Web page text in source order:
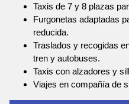
Taxis de 7 y 8 plazas
Furgonetas adaptadas
reducida.
Traslados y recogidas
tren y autobuses.
Taxis con alzadores y
Viajes en compañía de